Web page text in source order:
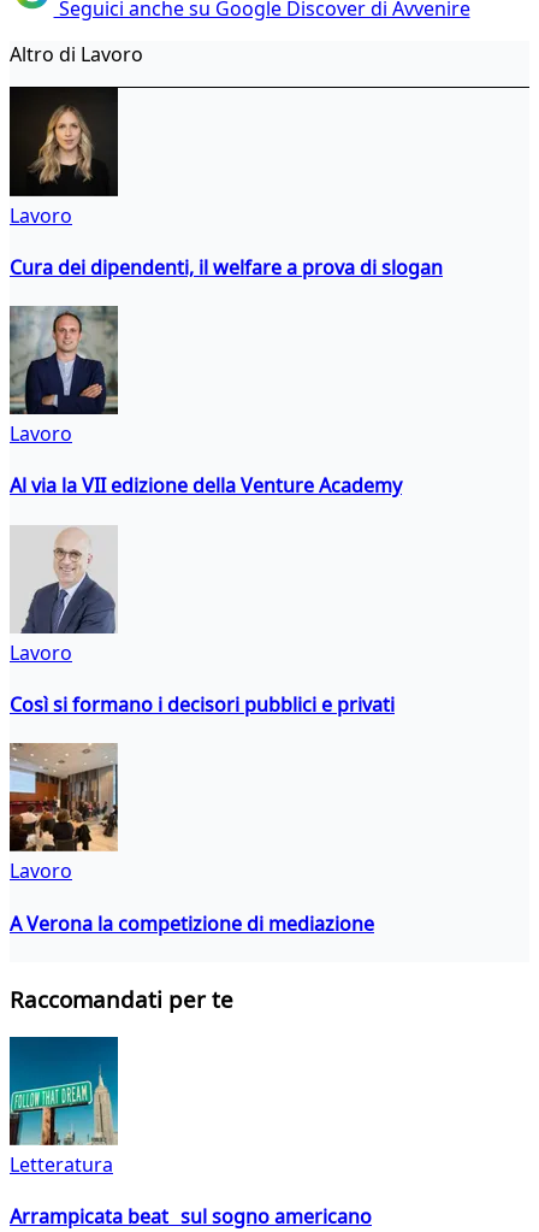
Seguici anche su Google Discover di Avvenire
Altro di Lavoro
Lavoro
Cura dei dipendenti, il welfare a prova di slogan
Lavoro
Al via la VII edizione della Venture Academy
Lavoro
Così si formano i decisori pubblici e privati
Lavoro
A Verona la competizione di mediazione
Raccomandati per te
Letteratura
Arrampicata beat sul sogno americano